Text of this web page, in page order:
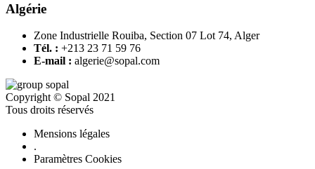
Algérie
Zone Industrielle Rouiba, Section 07 Lot 74, Alger
Tél. : +213 23 71 59 76
E-mail : algerie@sopal.com
Copyright © Sopal 2021
Tous droits réservés
Mensions légales
.
Paramètres Cookies